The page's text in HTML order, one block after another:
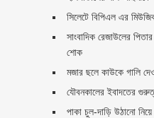
সিলেটে বিপিএল এর
সাংবাদিক রেজাউলের
শোক
মজার ছলে কাউকে গালি
যৌবনকালের ইবাদতের
পাকা চুল-দাড়ি উঠানো নিয়ে